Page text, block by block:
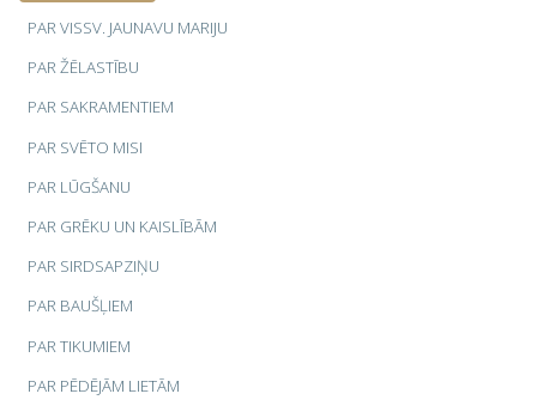
PAR VISSV. JAUNAVU MARIJU
PAR ŽĒLASTĪBU
PAR SAKRAMENTIEM
PAR SVĒTO MISI
PAR LŪGŠANU
PAR GRĒKU UN KAISLĪBĀM
PAR SIRDSAPZIŅU
PAR BAUŠĻIEM
PAR TIKUMIEM
PAR PĒDĒJĀM LIETĀM